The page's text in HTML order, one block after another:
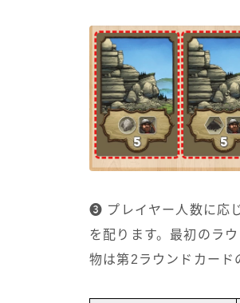
➌ プレイヤー人数に応
を配ります。最初のラ
物は第2ラウンドカード